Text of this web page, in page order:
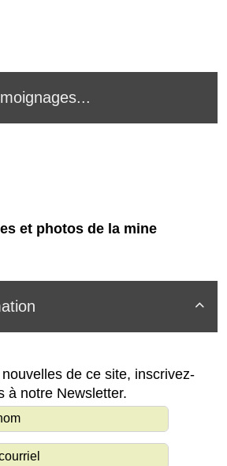
et photos de la mine

de ce site, inscrivez-
à notre Newsletter.